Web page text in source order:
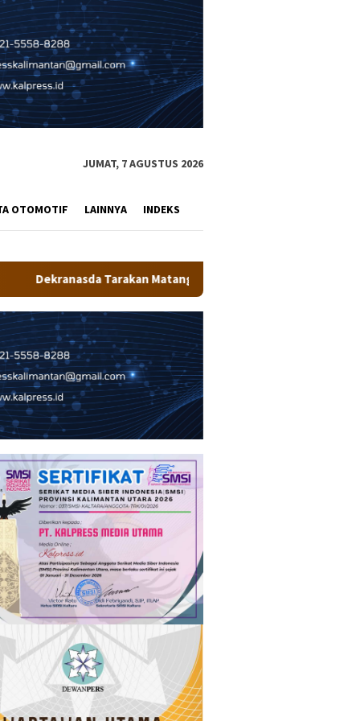
JUMAT, 7 AGUSTUS 2026
OTOMOTIF LAINNYA INDEKS
Matangkan Persiapan Produk UMKM Unggulan, Siap Tampil di